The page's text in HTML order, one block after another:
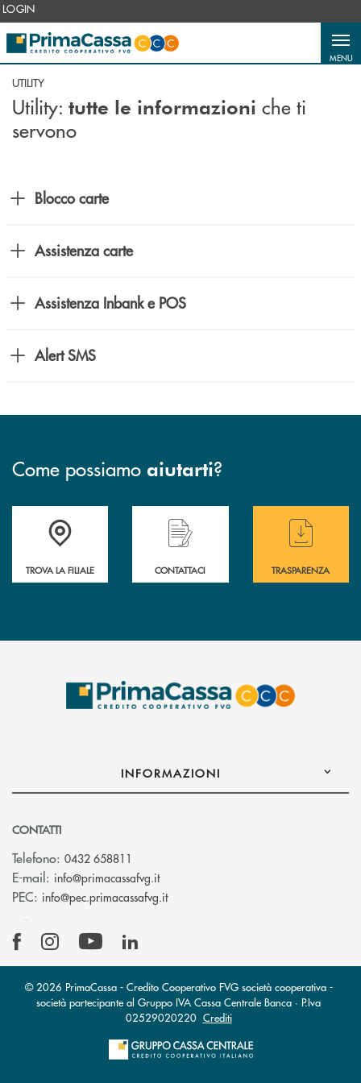
Salta al contenuto principale
LOGIN
MENU
UTILITY
Utility: tutte le informazioni che ti
servono
Blocco carte
Assistenza carte
Assistenza Inbank e POS
Alert SMS
Come possiamo aiutarti?
Accedi all' elenco completo delle filiali .
TROVA LA FILIALE
Hai bisogno di assistenza immediata?
CONTATTACI
Hai bisogno di
TRASPARENZA
INFORMAZIONI
CONTATTI
Telefono: 0432 658811
E-mail: info@primacassafvg.it(si apre l’app di posta elettronica)
PEC: info@pec.primacassafvg.it(si apre l’app di posta elettronica)
© 2026 PrimaCassa - Credito Cooperativo FVG società cooperativa -
società partecipante al Gruppo IVA Cassa Centrale Banca · P.Iva
02529020220 Crediti